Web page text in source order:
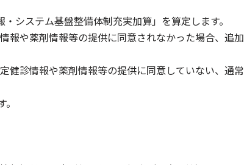
システム基盤整備体制充実加算」を算定します。
報や薬剤情報等の提供に同意されなかった場合、追加
健診情報や薬剤情報等の提供に同意していない、通常